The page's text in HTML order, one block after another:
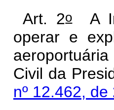
Art. 2oA
operar e
Civil da
nº 12.462, de